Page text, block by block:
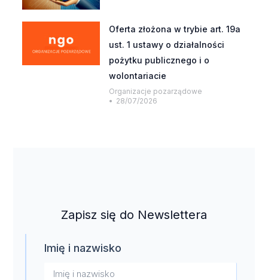
Oferta złożona w trybie art. 19a
ust. 1 ustawy o działalności
pożytku publicznego i o
wolontariacie
Organizacje pozarządowe
28/07/2026
Zapisz się do Newslettera
Imię i nazwisko